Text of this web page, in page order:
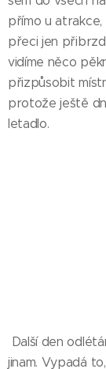
přímo u
přeci jen
vidíme něco
přizpůsobit
protože ještě
letadlo.
Další den
jinam. Vypadá